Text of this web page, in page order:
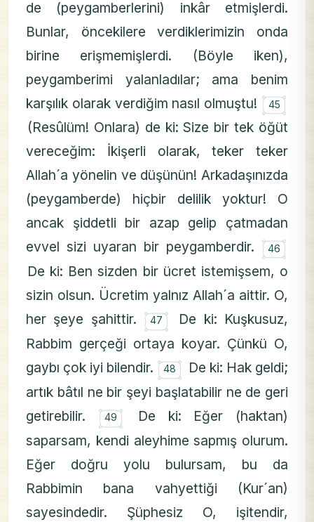
de (peygamberlerini) inkâr etmişlerdi.
Bunlar, öncekilere verdiklerimizin onda
birine erişmemişlerdi. (Böyle iken),
peygamberimi yalanladılar; ama benim
karşılık olarak verdiğim nasıl olmuştu! ۝
45
(Resûlüm! Onlara) de ki: Size bir tek öğüt
vereceğim: İkişerli olarak, teker teker
Allah´a yönelin ve düşünün! Arkadaşınızda
(peygamberde) hiçbir delilik yoktur! O
ancak şiddetli bir azap gelip çatmadan
evvel sizi uyaran bir peygamberdir. ۝
46
De ki: Ben sizden bir ücret istemişsem, o
sizin olsun. Ücretim yalnız Allah´a aittir. O,
her şeye şahittir. ۝
47
De ki: Kuşkusuz,
Rabbim gerçeği ortaya koyar. Çünkü O,
gaybı çok iyi bilendir. ۝
48
De ki: Hak geldi;
artık bâtıl ne bir şeyi başlatabilir ne de geri
getirebilir. ۝
49
De ki: Eğer (haktan)
saparsam, kendi aleyhime sapmış olurum.
Eğer doğru yolu bulursam, bu da
Rabbimin bana vahyettiği (Kur´an)
sayesindedir. Şüphesiz O, işitendir,